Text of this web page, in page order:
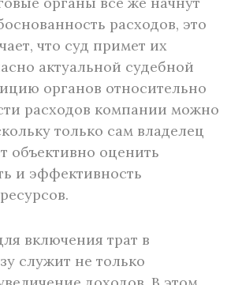
расходов, это
что суд примет их
актуальной судебной
органов относительно
расходов компании можно
только сам владелец
объективно оценить
и эффективность
включения трат в
служит не только